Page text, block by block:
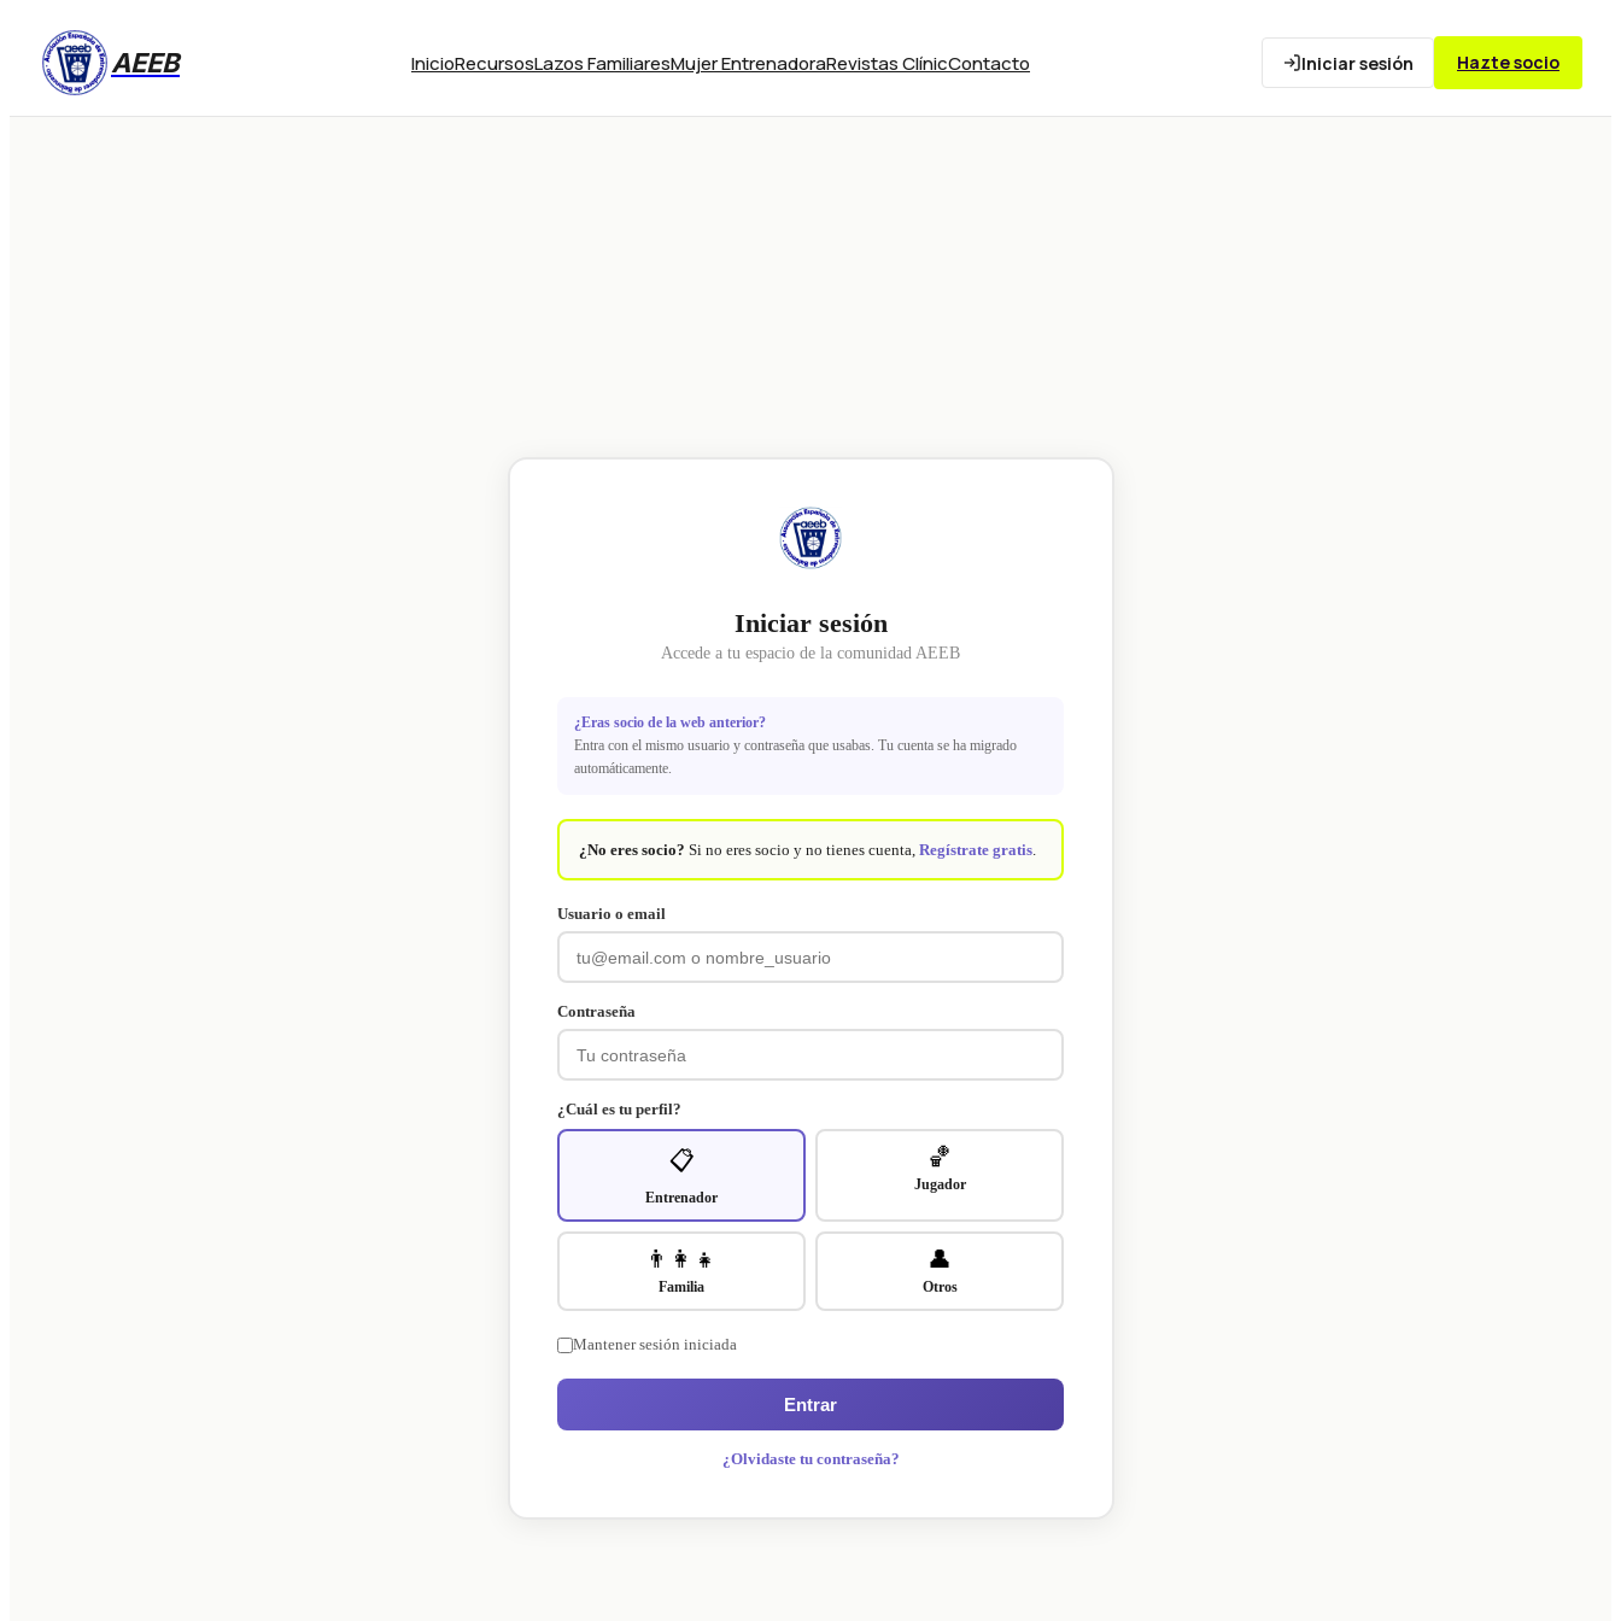
AEEB InicioRecursosLazos FamiliaresMujer EntrenadoraRevistas ClínicContacto Iniciar sesión Hazte socio
Iniciar sesión
Accede a tu espacio de la comunidad AEEB
¿Eras socio de la web anterior?
Entra con el mismo usuario y contraseña que usabas. Tu cuenta se ha migrado
automáticamente.
¿No eres socio? Si no eres socio y no tienes cuenta, Regístrate gratis.
Usuario o email
Contraseña
¿Cuál es tu perfil?
📋
Entrenador
🏀
Jugador
👨‍👩‍👧
Familia
👤
Otros
Mantener sesión iniciada
Entrar
¿Olvidaste tu contraseña?